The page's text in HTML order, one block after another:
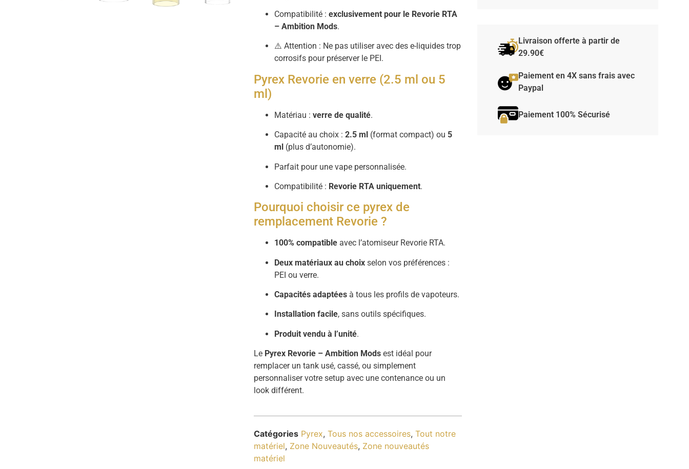
Compatibilité :exclusivement pour le Revorie RTA
– Ambition Mods.
⚠️ Attention : Ne pas utiliser avec des e-liquides trop
corrosifs pour préserver le PEI.
Pyrex Revorie en verre (2.5 ml ou 5
ml)
Matériau :verre de qualité.
Capacité au choix :2.5 ml (format compact) ou 5
ml (plus d’autonomie).
Parfait pour une vape personnalisée.
Compatibilité : Revorie RTA uniquement.
Pourquoi choisir ce pyrex de
remplacement Revorie ?
100% compatible avec l’atomiseur Revorie RTA.
Deux matériaux au choix selon vos préférences :
PEI ou verre.
Capacités adaptées à tous les profils de vapoteurs.
Installation facile, sans outils spécifiques.
Produit vendu à l’unité.
Le Pyrex Revorie – Ambition Mods est idéal pour
remplacer un tank usé, cassé, ou simplement
personnaliser votre setup avec une contenance ou un
look différent.
Catégories Pyrex,Tous nos accessoires,Tout notre
matériel, Zone Nouveautés, Zone nouveautés
matériel
Livraison offerte à partir de
29.90€
Paiement en 4X sans frais avec
Paypal
Paiement 100% Sécurisé